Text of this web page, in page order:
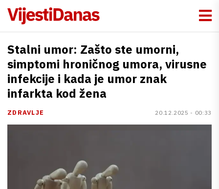
Stalni umor: Zašto ste umorni,
simptomi hroničnog umora, virusne
infekcije i kada je umor znak
infarkta kod žena
ZDRAVLJE 20.12.2025 - 00:33